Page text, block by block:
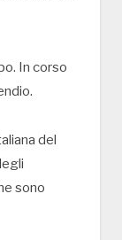
In corso
del
sono